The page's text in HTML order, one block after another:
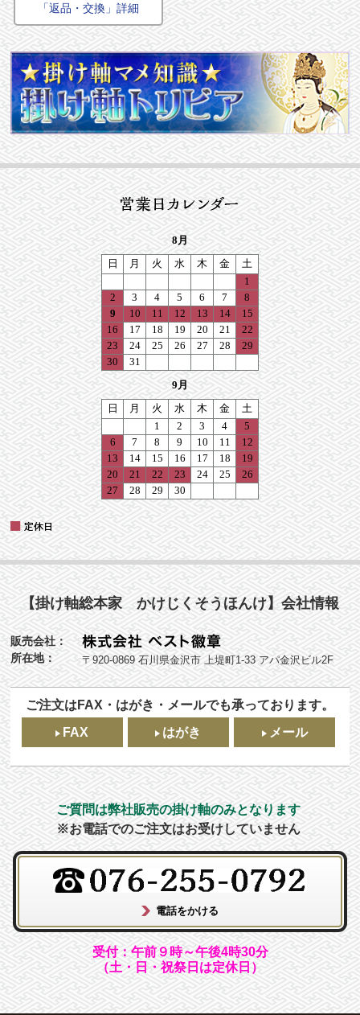
「返品・交換」詳細
【掛け軸総本家 かけじくそうほんけ】会社情報
販売会社：
所在地：
〒920-0869 石川県金沢市 上堤町1-33 アパ金沢ビル2F
ご注文はFAX・はがき・メールでも承っております。
FAX
はがき メール
ご質問は弊社販売の掛け軸のみとなります
※お電話でのご注文はお受けしていません
受付：午前９時～午後4時30分
（土・日・祝祭日は定休日）